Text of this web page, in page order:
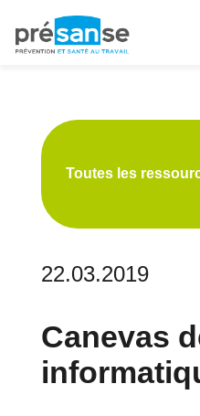
principale
Toutes les
22.03.2019
Canevas